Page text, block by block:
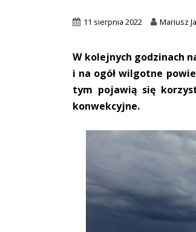
11 sierpnia 2022 Mariusz
W kolejnych godzinach
i na ogół wilgotne
tym pojawią się
konwekcyjne.